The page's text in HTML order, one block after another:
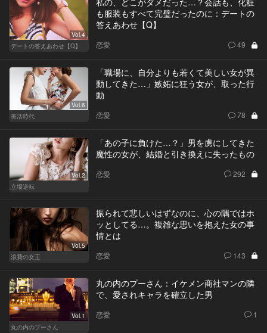
Vol.4
デートの答えあわせ【Q】
も服装もすべて完璧だったのに：デートの
答えあわせ【Q】
恋愛 49
Vol.6
美活時代
「職場に、自分よりも若くて美しい女が異
動してきた…」嫉妬に狂う女が、取った行
動
恋愛 78
Vol.2
立場逆転
「あの子に負けた…？」男を虜にしてきた
魔性の女が、結婚と引き換えに失ったもの
恋愛 292
Vol.5
浪費の女王
振られて悲しいはずなのに、心の隅ではホ
ッとしてる…。複雑な思いを抱えた女の事
情とは
恋愛 143
Vol.1
丸の内のプーさん
丸の内のプーさん：イケメン商社マンの隣
で、愛されキャラを確立した男
恋愛 1